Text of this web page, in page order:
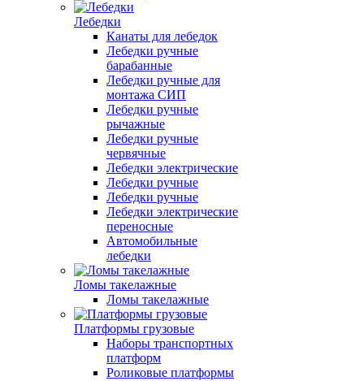
Лебедки
Канаты для лебедок
Лебедки ручные
барабанные
Лебедки ручные для
монтажа СИП
Лебедки ручные
рычажные
Лебедки ручные
червячные
Лебедки электрические
Лебедки ручные
Лебедки ручные
Лебедки электрические
переносные
Автомобильные
лебедки
Ломы такелажные
Ломы такелажные
Платформы грузовые
Наборы транспортных
платформ
Роликовые платформы